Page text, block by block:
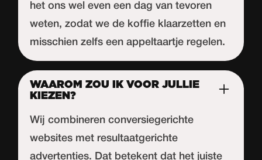
het ons wel even een dag van tevoren
weten, zodat we de koffie klaarzetten en
misschien zelfs een appeltaartje regelen.
WAAROM ZOU IK VOOR JULLIE
KIEZEN?
Wij combineren conversiegerichte
websites met resultaatgerichte
advertenties. Dat betekent dat het juiste